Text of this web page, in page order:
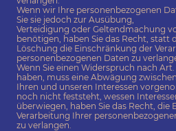
Wenn wir Ihre personenbezogenen
Sie sie jedoch zur Ausübung,
Verteidigung oder Geltendmachung
benötigen, haben Sie das Recht, statt
Löschung die Einschränkung der
personenbezogenen Daten zu
Wenn Sie einen Widerspruch nach Art.
haben, muss eine Abwägung zwischen
Ihren und unseren Interessen
noch nicht feststeht, wessen
überwiegen, haben Sie das Recht, die
Verarbeitung Ihrer
zu verlangen.